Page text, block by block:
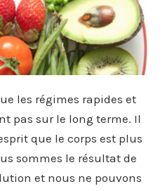
les régimes rapides et
pas sur le long terme. Il
que le corps est plus
sommes le résultat de
et nous ne pouvons